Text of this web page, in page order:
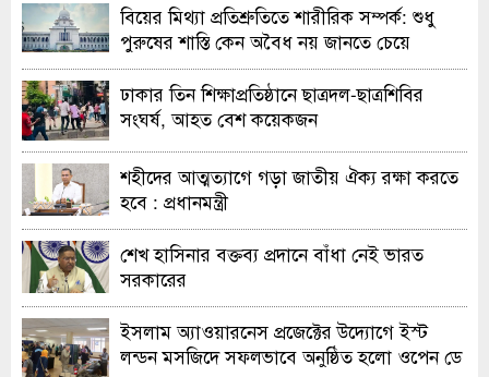
বিয়ের মিথ্যা প্রতিশ্রুতিতে শারীরিক সম্পর্ক: শুধু
পুরুষের শাস্তি কেন অবৈধ নয় জানতে চেয়ে
হাইকোর্টের রুল
ঢাকার তিন শিক্ষাপ্রতিষ্ঠানে ছাত্রদল-ছাত্রশিবির
সংঘর্ষ, আহত বেশ কয়েকজন
শহীদের আত্মত্যাগে গড়া জাতীয় ঐক্য রক্ষা করতে
হবে : প্রধানমন্ত্রী
শেখ হাসিনার বক্তব্য প্রদানে বাঁধা নেই ভারত
সরকারের
ইসলাম অ্যাওয়ারনেস প্রজেক্টের উদ্যোগে ইস্ট
লন্ডন মসজিদে সফলভাবে অনুষ্ঠিত হলো ওপেন ডে